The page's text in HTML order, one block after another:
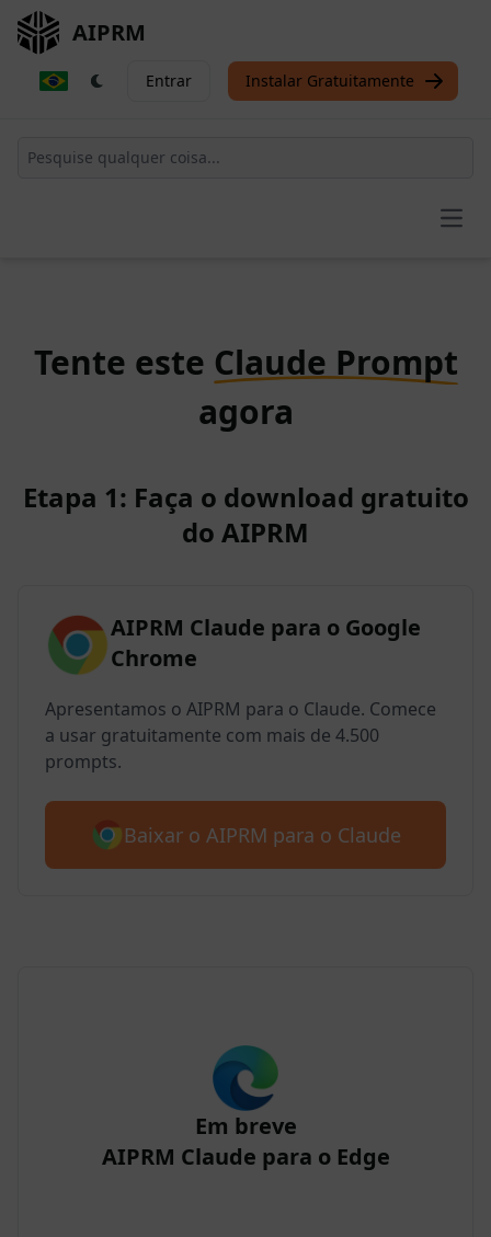
AIPRM
Entrar Instalar Gratuitamente
Tente este Claude Prompt
agora
Etapa 1: Faça o download gratuito
do AIPRM
AIPRM Claude para o Google
Chrome
Apresentamos o AIPRM para o Claude. Comece
a usar gratuitamente com mais de 4.500
prompts.
Baixar o AIPRM para o Claude
Em breve
AIPRM Claude para o Edge